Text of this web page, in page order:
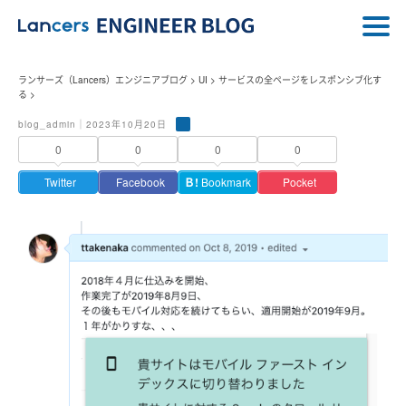
ランサーズ（Lancers）エンジニアブログ > UI > サービスの全ページをレスポンシブ化す
る >
blog_admin｜2023年10月20日
0
Twitter
0
Facebook
0
Ｂ! Bookmark
0
Pocket